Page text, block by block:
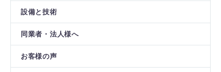
設備と技術
同業者・法人様へ
お客様の声